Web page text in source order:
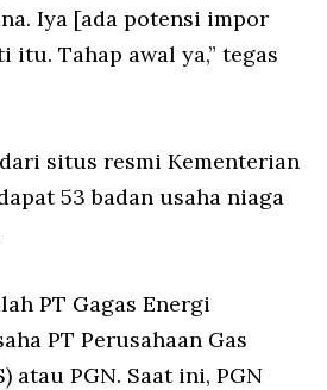
Iya [ada potensi impor
itu. Tahap awal ya,” tegas
situs resmi Kementerian
53 badan usaha niaga
PT Gagas Energi
PT Perusahaan Gas
atau PGN. Saat ini, PGN